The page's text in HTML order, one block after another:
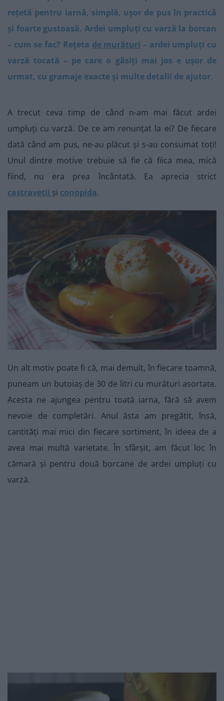
rețetă pentru iarnă, simplă, ușor de pus în practică
și foarte gustoasă. Ardei umpluți cu varză la borcan
– cum se fac? Rețeta de murături – ardei umpluți cu
varză tocată – pe care o găsiți mai jos e ușor de
urmat, cu gramaje exacte și multe detalii de ajutor.
A trecut ceva timp de când n-am mai făcut ardei
umpluți cu varză. De ce am renunțat la ei? De fiecare
dată când am pus, ne-au plăcut și s-au consumat toți!
Unul dintre motive trebuie să fie că fiica mea, mică
fiind, nu era prea încântată. Ea aprecia strict
castraveții și conopida.
Un alt motiv poate fi că, mai demult, în fiecare toamnă,
puneam un butoiaș de 30 de litri cu murături asortate.
Acesta ne ajungea pentru toată iarna, fără să avem
nevoie de completări. Anul ăsta am pregătit, însă,
cantități mai mici din fiecare sortiment, în ideea de a
avea mai multă varietate. În sfârșit, am făcut loc în
cămară și pentru două borcane de ardei umpluți cu
varză.